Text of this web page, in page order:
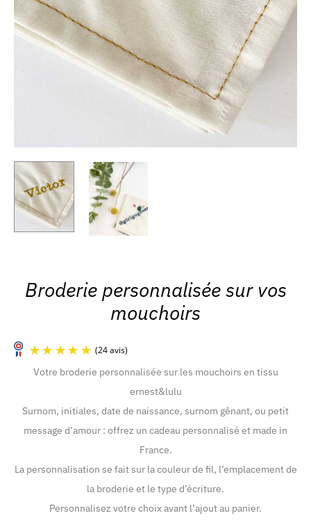
Broderie personnalisée sur vos
mouchoirs
(24 avis)
Votre broderie personnalisée sur les mouchoirs en tissu
ernest&lulu
Surnom, initiales, date de naissance, surnom gênant, ou petit
message d’amour : offrez un cadeau personnalisé et made in
France.
La personnalisation se fait sur la couleur de fil, l’emplacement de
la broderie et le type d’écriture.
Personnalisez votre choix avant l’ajout au panier.